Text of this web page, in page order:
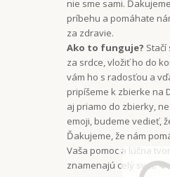
nie sme sami.
príbehu a pomáhate
za zdravie.
Ako to funguje?
za srdce, vložiť ho do
vám ho s radosťou a
pripíšeme k zbierke na
aj priamo do zbierky,
emoji, budeme vedieť,
Ďakujeme, že nám
Vaša pomoc a lúčna
znamenajú celý svet. ❤️